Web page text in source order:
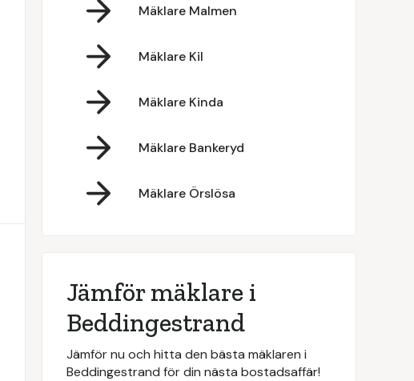
Mäklare Malmen
Mäklare Kil
Mäklare Kinda
Mäklare Bankeryd
Mäklare Örslösa
Jämför mäklare i
Beddingestrand
Jämför nu och hitta den bästa mäklaren i
Beddingestrand för din nästa bostadsaffär!